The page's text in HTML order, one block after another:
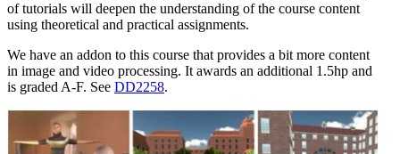
of tutorials will deepen the understanding of the course content
using theoretical and practical assignments.
We have an addon to this course that provides a bit more content
in image and video processing. It awards an additional 1.5hp and
is graded A-F. See DD2258.